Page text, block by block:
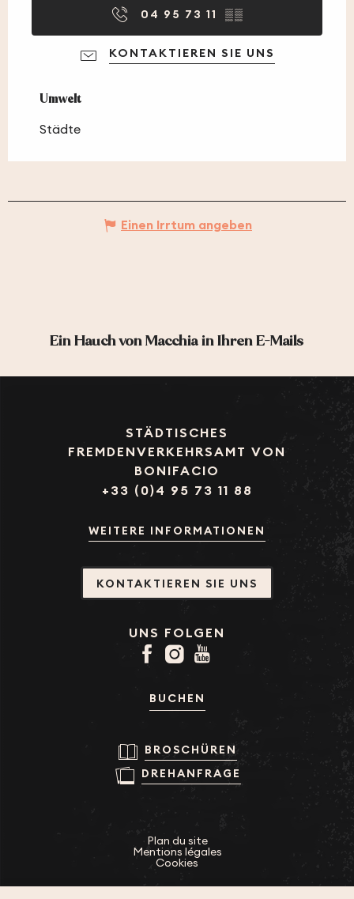
04 95 73 11 ▒▒
KONTAKTIEREN SIE UNS
Umwelt
Umwelt
Städte
Einen Irrtum angeben
Ein Hauch von Macchia in Ihren E-Mails
STÄDTISCHES
FREMDENVERKEHRSAMT VON
BONIFACIO
+33 (0)4 95 73 11 88
WEITERE INFORMATIONEN
KONTAKTIEREN SIE UNS
UNS FOLGEN
BUCHEN
BROSCHÜREN
DREHANFRAGE
Plan du site
Mentions légales
Cookies